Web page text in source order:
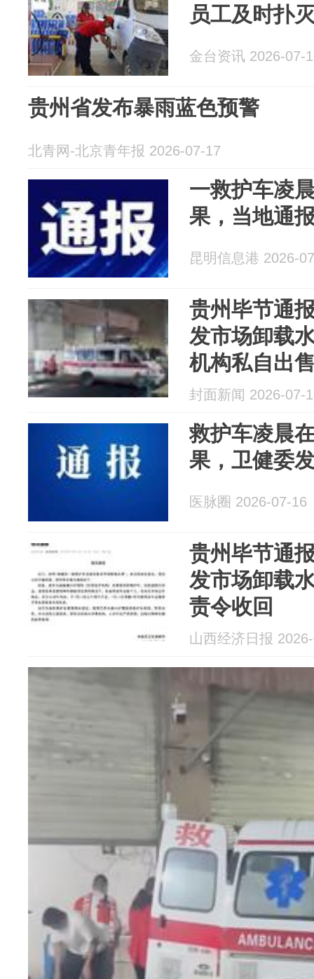
员工及时扑
金台资讯 2026-07-
贵州省发布暴雨蓝色预警
北青网-北京青年报 2026-07-17
一救护车凌
果，当地通
昆明信息港 2026-
贵州毕节通
发市场卸载
机构私自出
立案调查
封面新闻 2026-07-
救护车凌晨
果，卫健委
医脉圈 2026-07-16
贵州毕节通
发市场卸载
责令收回
山西经济日报